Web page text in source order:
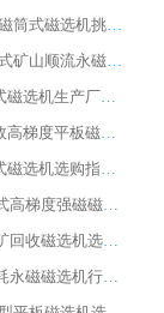
2026 选矿永磁筒式磁选机挑选指南 华体会手机网页版-华体会(中国) 推荐品牌行业口碑佳实力突出
2026 靠谱湿式矿山顺流永磁筒式磁选机选购，国内专业生产厂家华体会手机网页版-华体会(中国) 综合实力出众
大型筒式湿式磁选机生产厂家怎么选?华体会手机网页版-华体会(中国) 设备口碑广受行业认可
湿式提纯高效高梯度平板磁选机靠谱设备源头厂商华体会手机网页版-华体会(中国) 综合测评
板式节能干式磁选机选购指南，源头生产厂家华体会手机网页版-华体会(中国) 综合实力可观
2026矿用湿式高梯度强磁磁选机选购指南，临朐靠谱磁电生产厂家华体会手机网页版-华体会(中国) 详解
2026细粒尾矿回收磁选机选购指南 产业集群优质生产厂家华体会手机网页版-华体会(中国) 解析
2026节能低耗永磁磁选机行业优选标杆 临朐华体会手机网页版-华体会(中国) 专业生产厂家